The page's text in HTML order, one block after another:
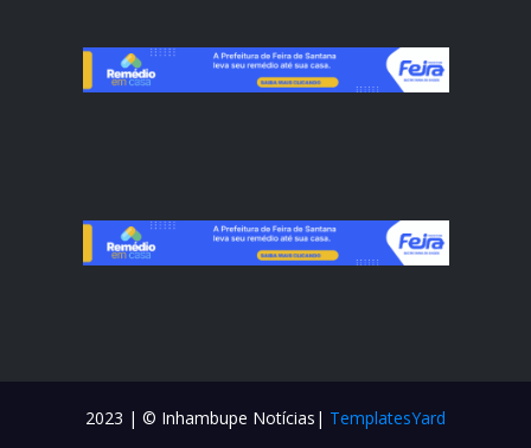
2023 | © Inhambupe Notícias| TemplatesYard